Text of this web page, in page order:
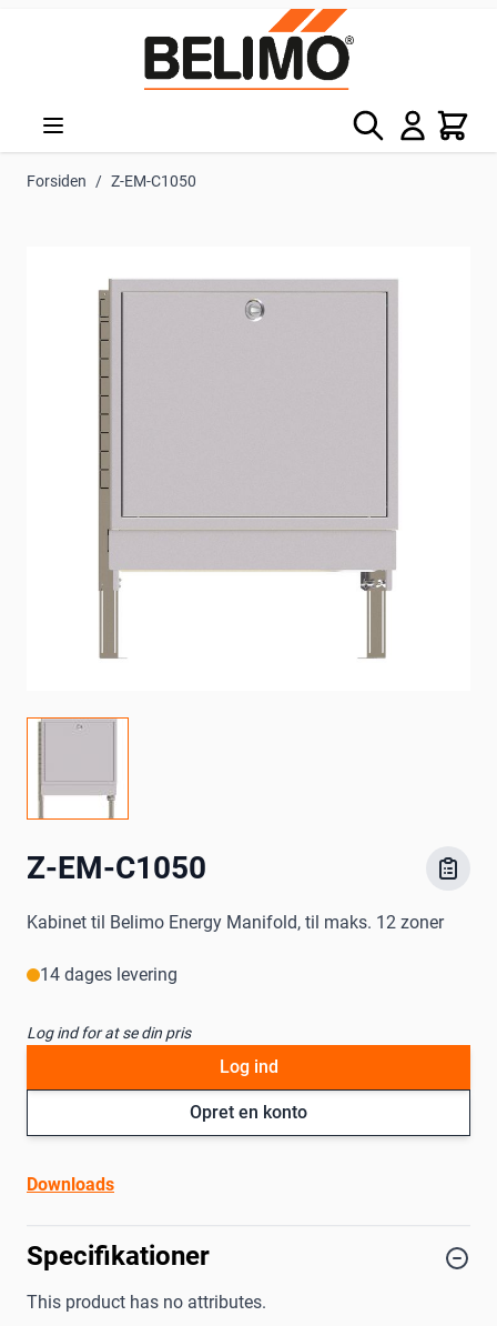
Søg Kurv
Forsiden / Z-EM-C1050
Z-EM-C1050
Kabinet til Belimo Energy Manifold, til maks. 12 zoner
14 dages levering
Log ind for at se din pris
Opret en konto
Log ind
Downloads
Specifikationer
This product has no attributes.